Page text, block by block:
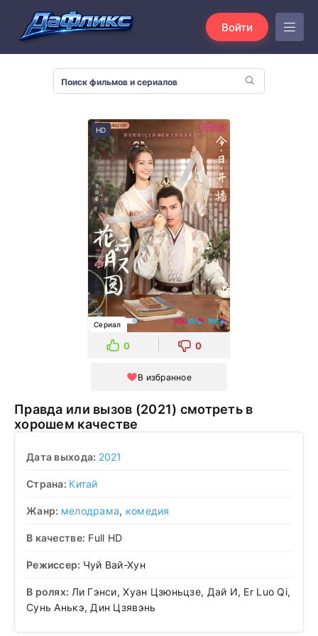
Войти
HD
Сериал
0 0
В избранное
Правда или вызов (2021) смотреть в
хорошем качестве
Дата выхода: 2021
Страна: Китай
Жанр: мелодрама, комедия
В качестве: Full HD
Режиссер: Чуй Вай-Хун
В ролях: Ли Гэнси, Хуан Цзюньцзе, Дай И, Er Luo Qi,
Сунь Анькэ, Дин Цзявэнь